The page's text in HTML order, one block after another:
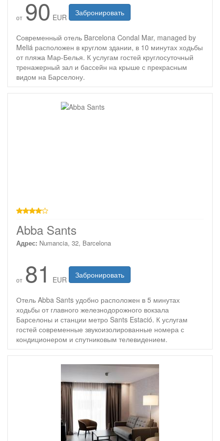
от 90 EUR Забронировать
Современный отель Barcelona Condal Mar, managed by
Meliá расположен в круглом здании, в 10 минутах ходьбы
от пляжа Мар-Белья. К услугам гостей круглосуточный
тренажерный зал и бассейн на крыше с прекрасным
видом на Барселону.
Abba Sants
Адрес: Numancia, 32, Barcelona
от 81 EUR Забронировать
Отель Abba Sants удобно расположен в 5 минутах
ходьбы от главного железнодорожного вокзала
Барселоны и станции метро Sants Estació. К услугам
гостей современные звукоизолированные номера с
кондиционером и спутниковым телевидением.